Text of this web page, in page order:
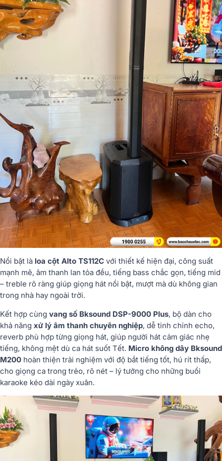
Nổi bật là loa cột Alto TS112C với thiết kế hiện đại, công suất
mạnh mẽ, âm thanh lan tỏa đều, tiếng bass chắc gọn, tiếng mid
– treble rõ ràng giúp giọng hát nổi bật, mượt mà dù không gian
trong nhà hay ngoài trời.
Kết hợp cùng vang số Bksound DSP-9000 Plus, bộ dàn cho
khả năng xử lý âm thanh chuyên nghiệp, dễ tinh chỉnh echo,
reverb phù hợp từng giọng hát, giúp người hát cảm giác nhẹ
tiếng, không mệt dù ca hát suốt Tết. Micro không dây Bksound
M200 hoàn thiện trải nghiệm với độ bắt tiếng tốt, hú rít thấp,
cho giọng ca trong trẻo, rõ nét – lý tưởng cho những buổi
karaoke kéo dài ngày xuân.